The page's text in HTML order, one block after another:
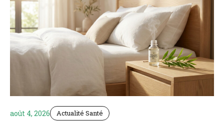
août 4, 2026 Actualité Santé